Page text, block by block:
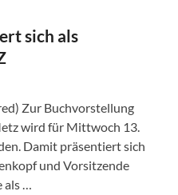
sich als
Zur Buchvorstellung
wird für Mittwoch 13.
Damit präsentiert sich
und Vorsitzende
…